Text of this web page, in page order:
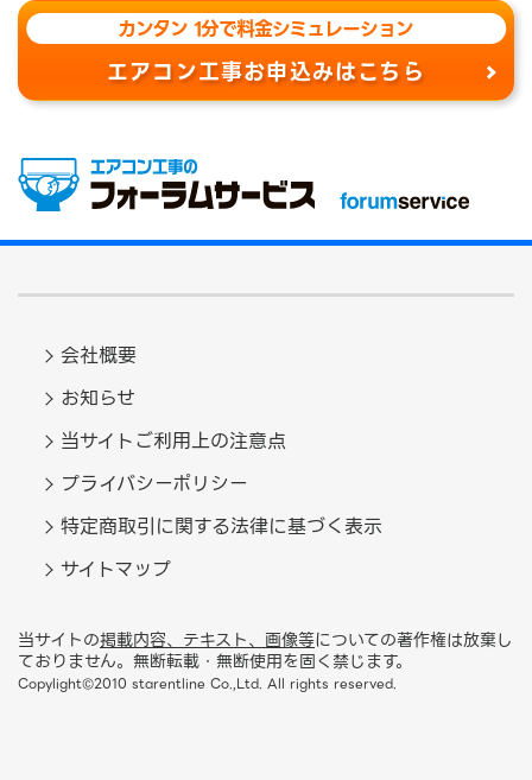
カンタン 1分で料金シミュレーション
エアコン工事お申込みはこちら
会社概要
お知らせ
当サイトご利用上の注意点
プライバシーポリシー
特定商取引に関する法律に基づく表示
サイトマップ
当サイトの掲載内容、テキスト、画像等についての著作権は放棄し
ておりません。無断転載・無断使用を固く禁じます。
Copylight©2010 starentline Co.,Ltd. All rights reserved.